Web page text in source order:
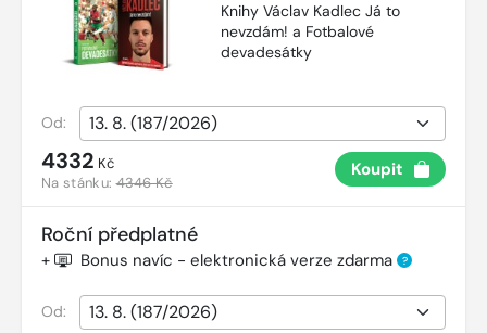
Knihy Václav Kadlec Já to
nevzdám! a Fotbalové
devadesátky
Od:
4332 Kč
Na stánku:4346 Kč
Koupit
Roční předplatné
+ Bonus navíc - elektronická verze zdarma ?
Od: